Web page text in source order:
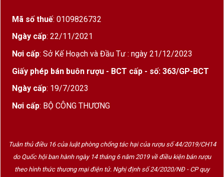
Mã số thuế: 0109826732
Ngày cấp: 22/11/2021
Nơi cấp: Sở Kế Hoạch và Đầu Tư : ngày 21/12/2023
Giấy phép bán buôn rượu - BCT cấp - số: 363/GP-BCT
Ngày cấp: 19/7/2023
Nơi cấp: BỘ CÔNG THƯƠNG
Tuân thủ điều 16 của luật phòng chống tác hại của rượu số 44/2019/CH14
do Quốc hội ban hành ngày 14 tháng 6 năm 2019 về điều kiện bán rượu
theo hình thức thương mại điện tử. Nghị định số 24/2020/NĐ - CP quy